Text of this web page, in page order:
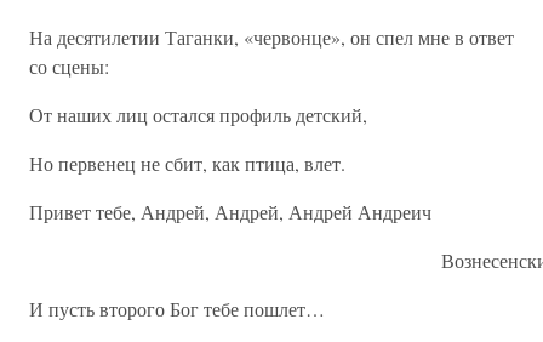
На десятилетии Таганки, «червонце», он спел мне в ответ
со сцены:
От наших лиц остался профиль детский,
Но первенец не сбит, как птица, влет.
Привет тебе, Андрей, Андрей, Андрей Андреич
И пусть второго Бог тебе пошлет…